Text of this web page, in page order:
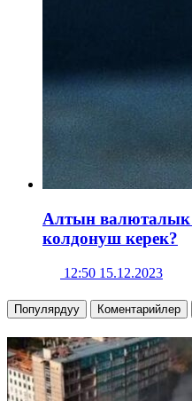
Алтын валюталык
колдонуш керек?
12:50 15.12.2023
Популярдуу Коментарийлер